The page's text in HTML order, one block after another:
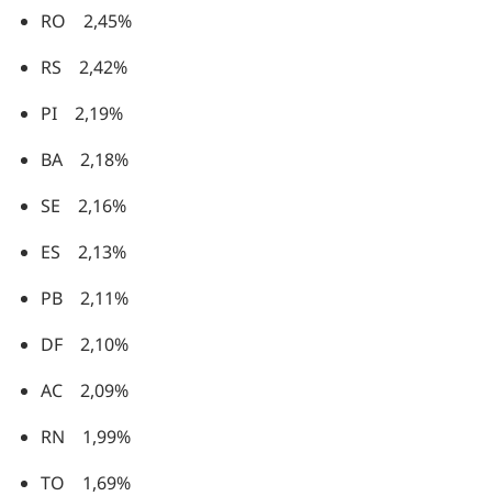
RO 2,45%
RS 2,42%
PI 2,19%
BA 2,18%
SE 2,16%
ES 2,13%
PB 2,11%
DF 2,10%
AC 2,09%
RN 1,99%
TO 1,69%